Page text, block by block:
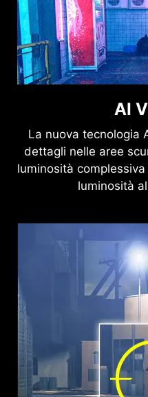
AI
La nuova tecnologia
dettagli nelle aree
luminosità
luminosità